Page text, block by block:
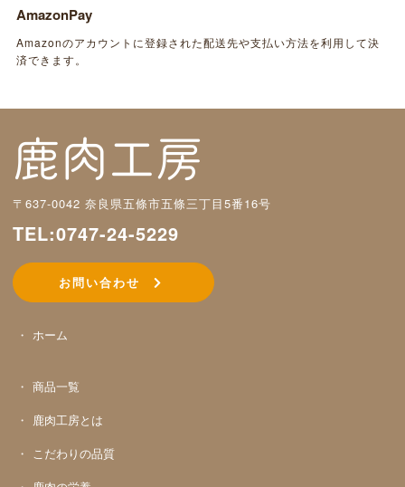
AmazonPay
Amazonのアカウントに登録された配送先や支払い方法を利用して決
済できます。
〒637-0042 奈良県五條市五條三丁目5番16号
TEL:0747-24-5229
お問い合わせ
ホーム
商品一覧
鹿肉工房とは
こだわりの品質